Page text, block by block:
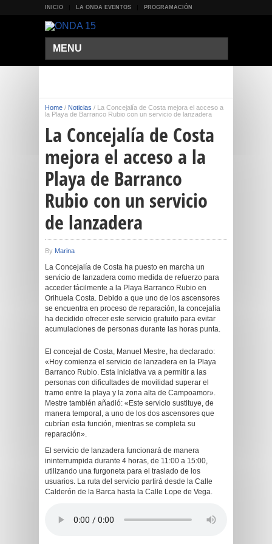
INICIO LA ONDA EVENTOS PROGRAMACIÓN
MENU
Home / Noticias / La Concejalía de Costa mejora el acceso a
la Playa de Barranco Rubio con un servicio de lanzadera
La Concejalía de Costa
mejora el acceso a la
Playa de Barranco
Rubio con un servicio
de lanzadera
By Marina
La Concejalía de Costa ha puesto en marcha un
servicio de lanzadera como medida de refuerzo para
acceder fácilmente a la Playa Barranco Rubio en
Orihuela Costa. Debido a que uno de los ascensores
se encuentra en proceso de reparación, la concejalía
ha decidido ofrecer este servicio gratuito para evitar
acumulaciones de personas durante las horas punta.
El concejal de Costa, Manuel Mestre, ha declarado:
«Hoy comienza el servicio de lanzadera en la Playa
Barranco Rubio. Esta iniciativa va a permitir a las
personas con dificultades de movilidad superar el
tramo entre la playa y la zona alta de Campoamor».
Mestre también añadió: «Este servicio sustituye, de
manera temporal, a uno de los dos ascensores que
cubrían esta función, mientras se completa su
reparación».
El servicio de lanzadera funcionará de manera
ininterrumpida durante 4 horas, de 11:00 a 15:00,
utilizando una furgoneta para el traslado de los
usuarios. La ruta del servicio partirá desde la Calle
Calderón de la Barca hasta la Calle Lope de Vega.